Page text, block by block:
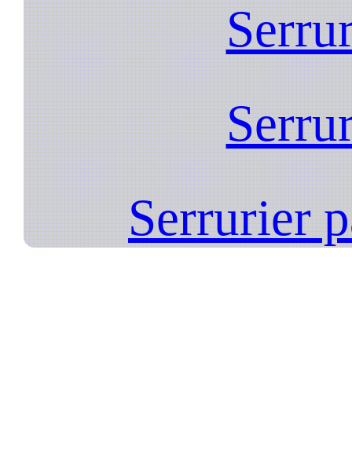
Serrurier